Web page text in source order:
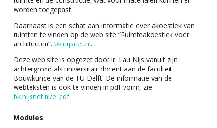
worden toegepast.
Daarnaast is een schat aan informatie over akoestiek van
ruimten te vinden op de web site “Ruimteakoestiek voor
architecten”: bk.nijsnet.nl.
Deze web site is opgezet door ir. Lau Nijs vanuit zijn
achtergrond als universitair docent aan de faculteit
Bouwkunde van de TU Delft. De informatie van de
webteksten is ook te vinden in pdf-vorm, zie
bk.nijsnet.nl/e_pdf.
Modules